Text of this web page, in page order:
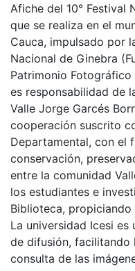
Afiche del 10° Festival
que se realiza en el
Cauca, impulsado por
Nacional de Ginebra
Patrimonio
es responsabilidad de
Valle Jorge Garcés
cooperación suscrito
Departamental, con el
conservación,
entre la comunidad
los estudiantes e
Biblioteca,
La universidad Icesi
de difusión, facilitando
consulta de las